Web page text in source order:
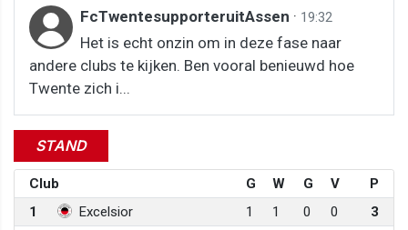
FcTwentesupporteruitAssen · 19:32
Het is echt onzin om in deze fase naar
andere clubs te kijken. Ben vooral benieuwd hoe
Twente zich i...
STAND
Club G W G V
P
1
Excelsior 1 1 0 0
3